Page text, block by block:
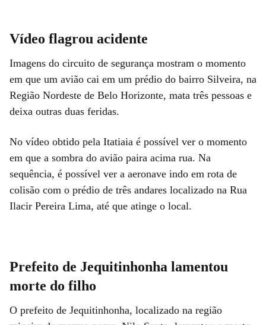
Vídeo flagrou acidente
Imagens do circuito de segurança mostram o momento
em que um avião cai em um prédio do bairro Silveira, na
Região Nordeste de Belo Horizonte, mata três pessoas e
deixa outras duas feridas.
No vídeo obtido pela Itatiaia é possível ver o momento
em que a sombra do avião paira acima rua. Na
sequência, é possível ver a aeronave indo em rota de
colisão com o prédio de três andares localizado na Rua
Ilacir Pereira Lima, até que atinge o local.
Prefeito de Jequitinhonha lamentou
morte do filho
O prefeito de Jequitinhonha, localizado na região